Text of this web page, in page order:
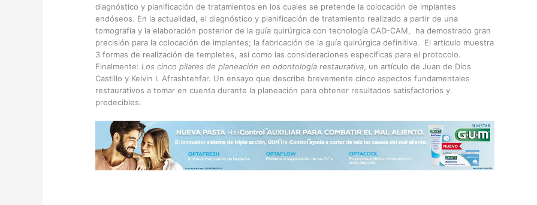
diagnóstico y planificación de tratamientos en los cuales se pretende la colocación de implantes
endóseos. En la actualidad, el diagnóstico y planificación de tratamiento realizado a partir de una
tomografía y la elaboración posterior de la guía quirúrgica con tecnología CAD-CAM, ha demostrado gran
precisión para la colocación de implantes; la fabricación de la guía quirúrgica definitiva. El artículo muestra
3 formas de realización de templetes, así como las consideraciones específicas para el protocolo.
Finalmente: Los cinco pilares de planeación en odontología restaurativa, un artículo de Juan de Dios
Castillo y Kelvin I. Afrashtehfar. Un ensayo que describe brevemente cinco aspectos fundamentales
restaurativos a tomar en cuenta durante la planeación para obtener resultados satisfactorios y
predecibles.